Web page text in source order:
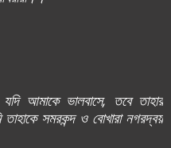
যদি আমাকে ভালবাসে, তবে তাহার
সমরকন্দ ও বোখারা নগরদ্বয়